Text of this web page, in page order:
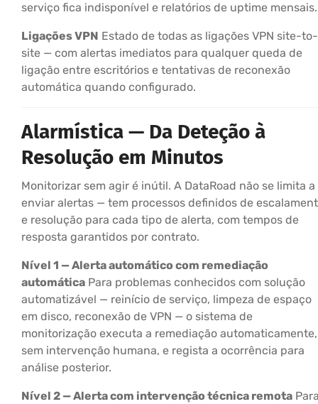
serviço fica indisponível e relatórios de uptime mensais.
Ligações VPN Estado de todas as ligações VPN site-to-
site — com alertas imediatos para qualquer queda de
ligação entre escritórios e tentativas de reconexão
automática quando configurado.
Alarmística — Da Deteção à
Resolução em Minutos
Monitorizar sem agir é inútil. A DataRoad não se limita a
enviar alertas — tem processos definidos de
e resolução para cada tipo de alerta, com tempos de
resposta garantidos por contrato.
Nível 1 — Alerta automático com remediação
automática Para problemas conhecidos com solução
automatizável — reinício de serviço, limpeza de espaço
em disco, reconexão de VPN — o sistema de
monitorização executa a remediação automaticamente,
sem intervenção humana, e regista a ocorrência para
análise posterior.
Nível 2 — Alerta com intervenção técnica remota